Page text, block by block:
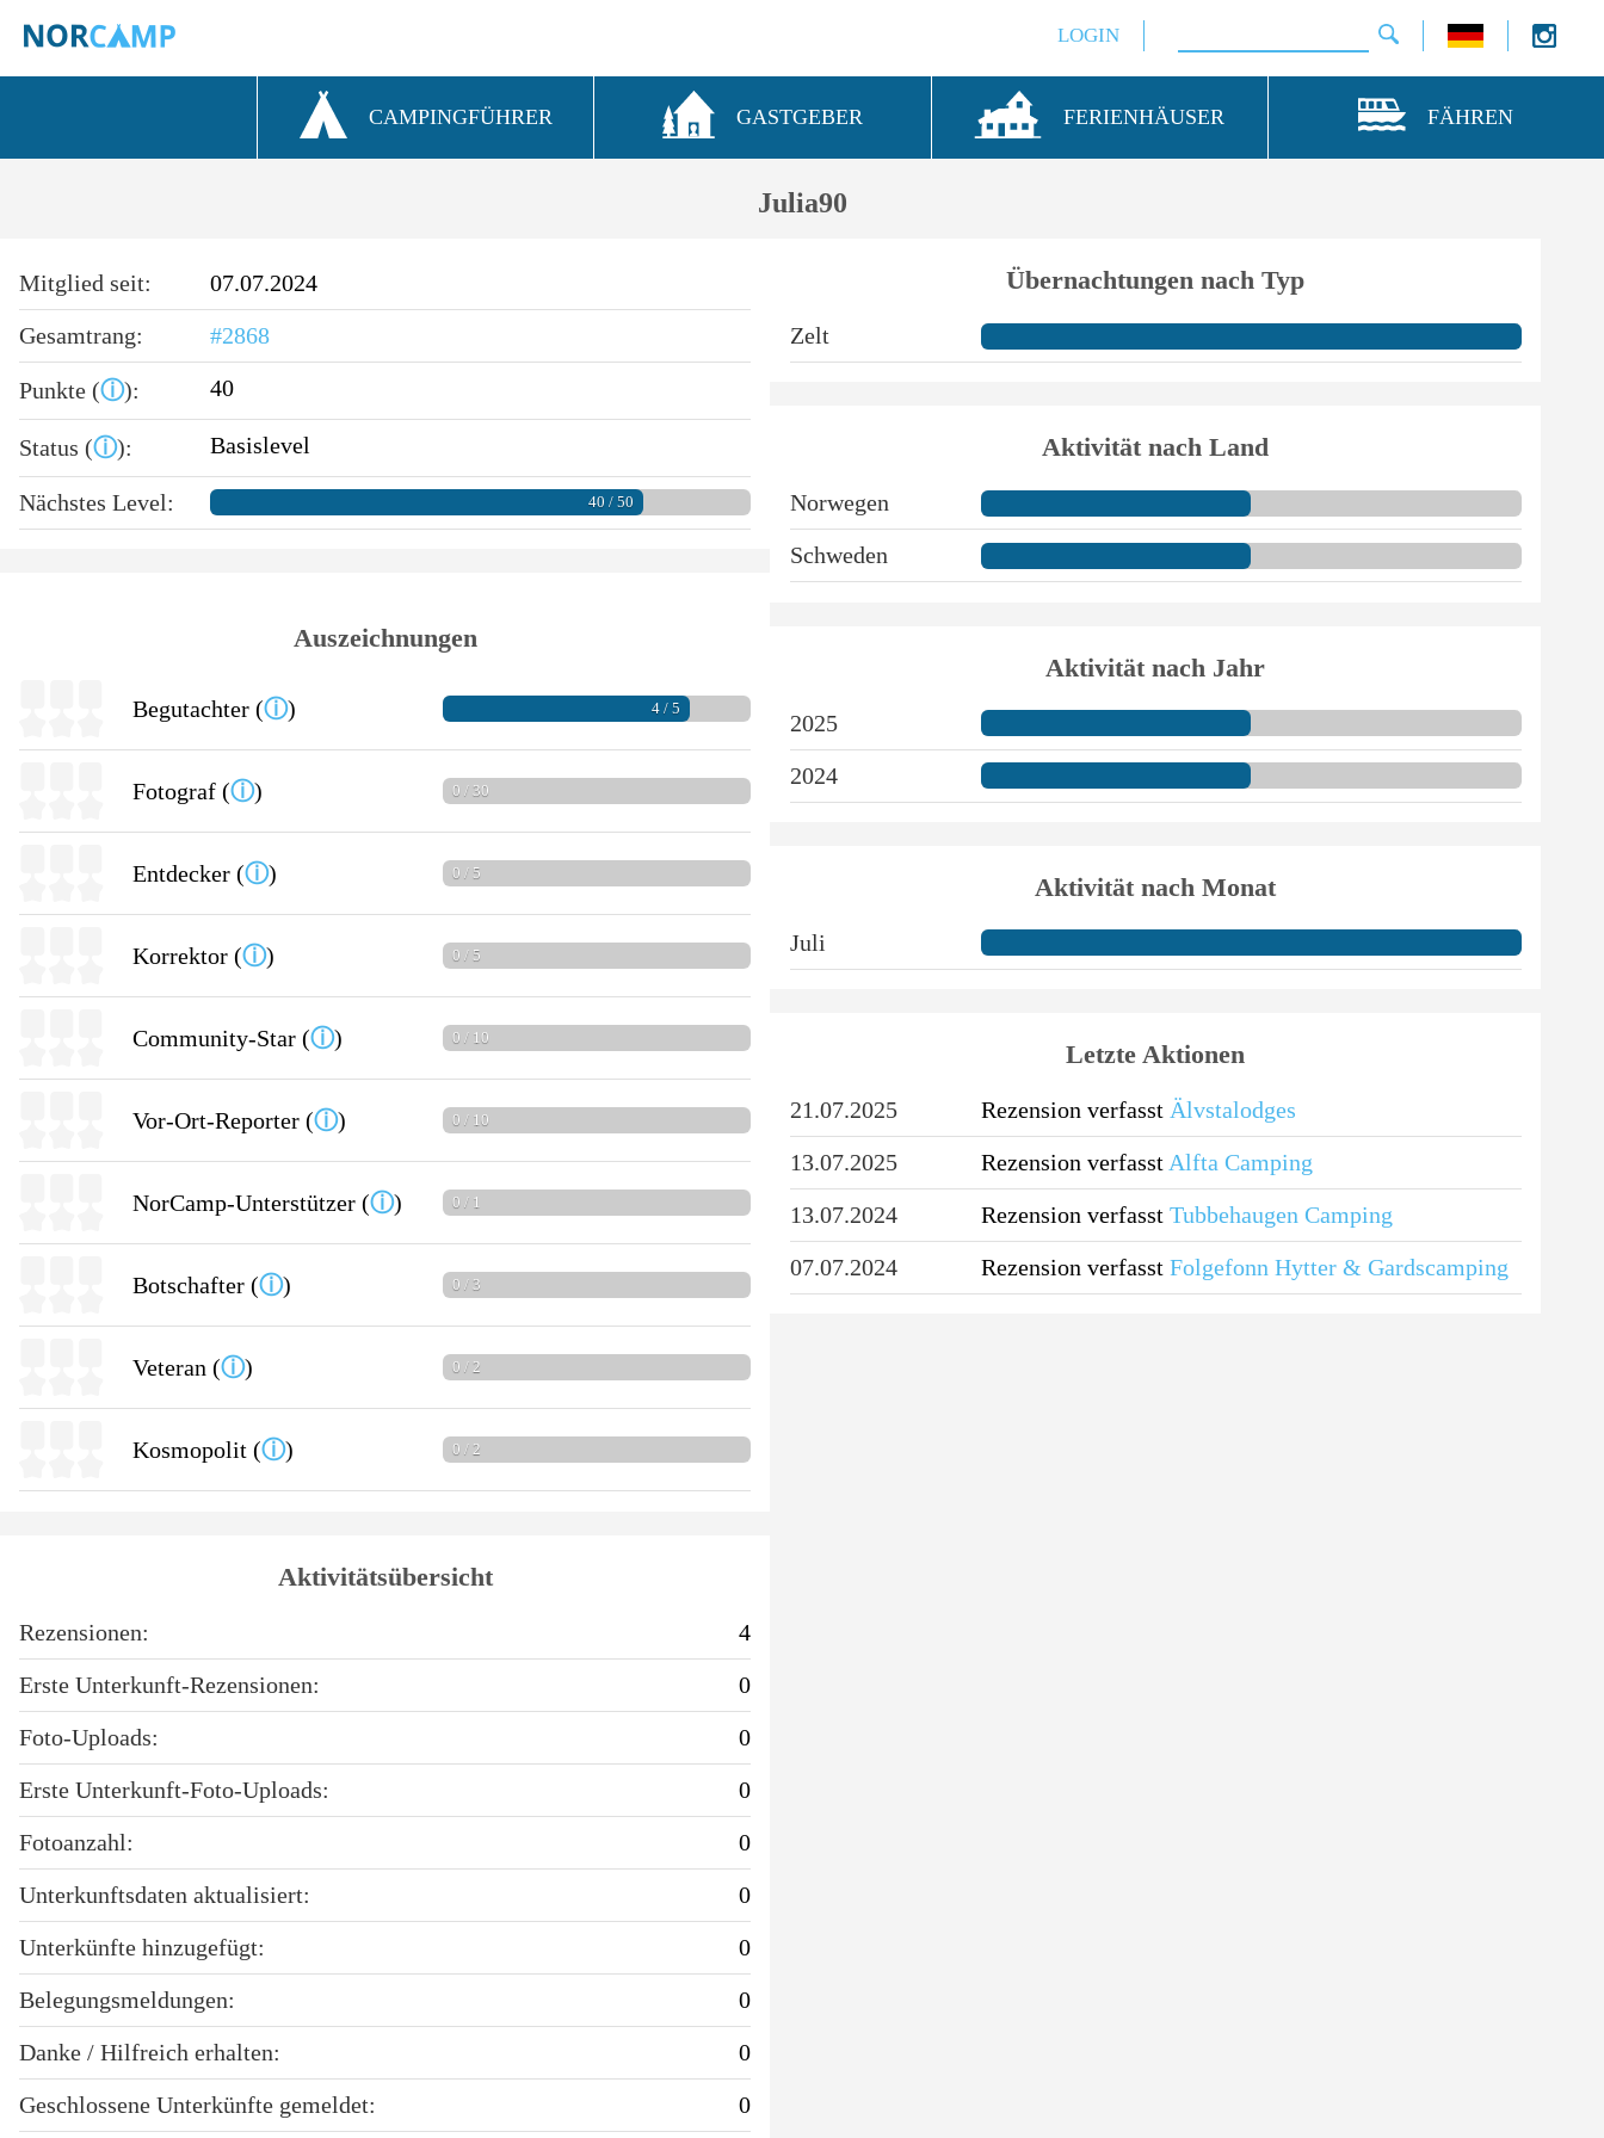
LOGIN
CAMPINGFÜHRER GASTGEBER FERIENHÄUSER FÄHREN
Julia90
Mitglied seit:
07.07.2024
Gesamtrang:
#2868
Punkte (ⓘ): 40
Status (ⓘ): Basislevel
Nächstes Level: 40 / 50
Auszeichnungen
Begutachter (ⓘ) 4 / 5
Fotograf (ⓘ) 0 / 30
Entdecker (ⓘ) 0 / 5
Korrektor (ⓘ) 0 / 5
Community-Star (ⓘ) 0 / 10
Vor-Ort-Reporter (ⓘ) 0 / 10
NorCamp-Unterstützer (ⓘ) 0 / 1
Botschafter (ⓘ) 0 / 3
Veteran (ⓘ) 0 / 2
Kosmopolit (ⓘ) 0 / 2
Aktivitätsübersicht
Rezensionen:
4
Erste Unterkunft-Rezensionen:
0
Foto-Uploads:
0
Erste Unterkunft-Foto-Uploads:
0
Fotoanzahl:
0
Unterkunftsdaten aktualisiert:
0
Unterkünfte hinzugefügt:
0
Belegungsmeldungen:
0
Danke / Hilfreich erhalten:
0
Geschlossene Unterkünfte gemeldet:
0
Übernachtungen nach Typ
Zelt
Aktivität nach Land
Norwegen
Schweden
Aktivität nach Jahr
2025
2024
Aktivität nach Monat
Juli
Letzte Aktionen
21.07.2025 Rezension verfasst Älvstalodges
13.07.2025
Rezension verfasst Alfta Camping
13.07.2024
Rezension verfasst Tubbehaugen Camping
07.07.2024
Rezension verfasst Folgefonn Hytter & Gardscamping